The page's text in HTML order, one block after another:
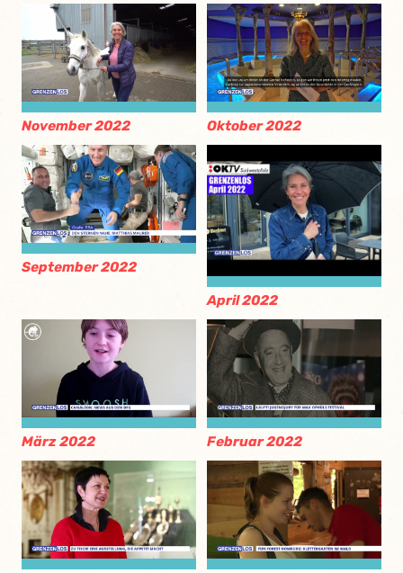
November 2022 Oktober 2022
September 2022
April 2022
März 2022 Februar 2022